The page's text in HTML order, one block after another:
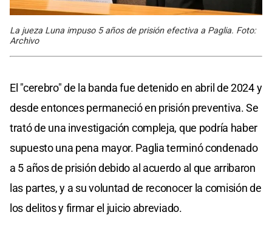
La jueza Luna impuso 5 años de prisión efectiva a Paglia. Foto:
Archivo
El "cerebro" de la banda fue detenido en abril de 2024 y
desde entonces permaneció en prisión preventiva. Se
trató de una investigación compleja, que podría haber
supuesto una pena mayor. Paglia terminó condenado
a 5 años de prisión debido al acuerdo al que arribaron
las partes, y a su voluntad de reconocer la comisión de
los delitos y firmar el juicio abreviado.